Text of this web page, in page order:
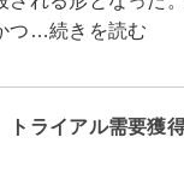
つ…続きを読む
ライアル需要獲